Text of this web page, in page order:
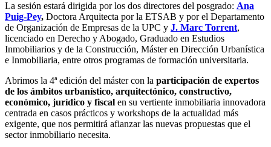
La sesión estará dirigida por los dos directores del posgrado: Ana
Puig-Pey, Doctora Arquitecta por la ETSAB y por el Departamento
de Organización de Empresas de la UPC y J. Marc Torrent,
licenciado en Derecho y Abogado, Graduado en Estudios
Inmobiliarios y de la Construcción, Máster en Dirección Urbanística
e Inmobiliaria, entre otros programas de formación universitaria.
Abrimos la 4ª edición del máster con la participación de expertos
de los ámbitos urbanístico, arquitectónico, constructivo,
económico, jurídico y fiscal en su vertiente inmobiliaria innovadora
centrada en casos prácticos y workshops de la actualidad más
exigente, que nos permitirá afianzar las nuevas propuestas que el
sector inmobiliario necesita.